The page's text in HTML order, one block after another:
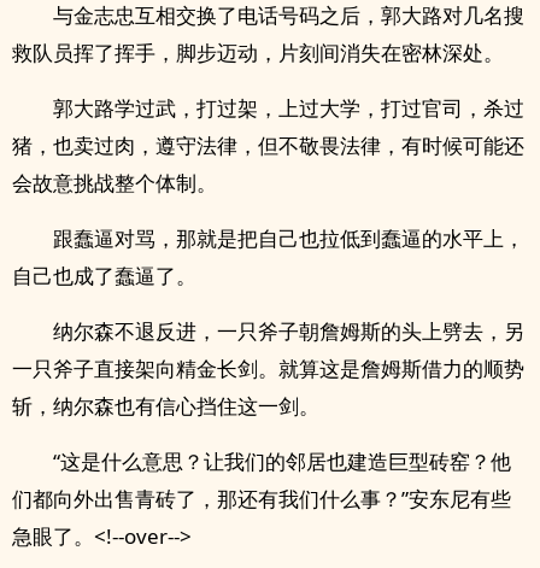
与金志忠互相交换了电话号码之后，郭大路对几名搜
救队员挥了挥手，脚步迈动，片刻间消失在密林深处。
郭大路学过武，打过架，上过大学，打过官司，杀过
猪，也卖过肉，遵守法律，但不敬畏法律，有时候可能还
会故意挑战整个体制。
跟蠢逼对骂，那就是把自己也拉低到蠢逼的水平上，
自己也成了蠢逼了。
纳尔森不退反进，一只斧子朝詹姆斯的头上劈去，另
一只斧子直接架向精金长剑。就算这是詹姆斯借力的顺势
斩，纳尔森也有信心挡住这一剑。
“这是什么意思？让我们的邻居也建造巨型砖窑？他
们都向外出售青砖了，那还有我们什么事？”安东尼有些
急眼了。<!--over-->